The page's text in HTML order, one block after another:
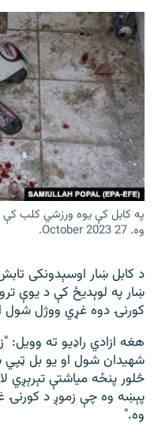
په کابل کې یوه ورزشي کلب کې
وه. 27 October 2023.
د کابل ښار اوسېدونکی
ښار په لوېديځ کې د يوې
کورنۍ دوه غړي ووژل شول
هغه ازادي راډیو ته
شهیدان شول او یو بل
څلور پنځه میاشتې تېرېږي
پېښه وه چې زموږ د
وه."